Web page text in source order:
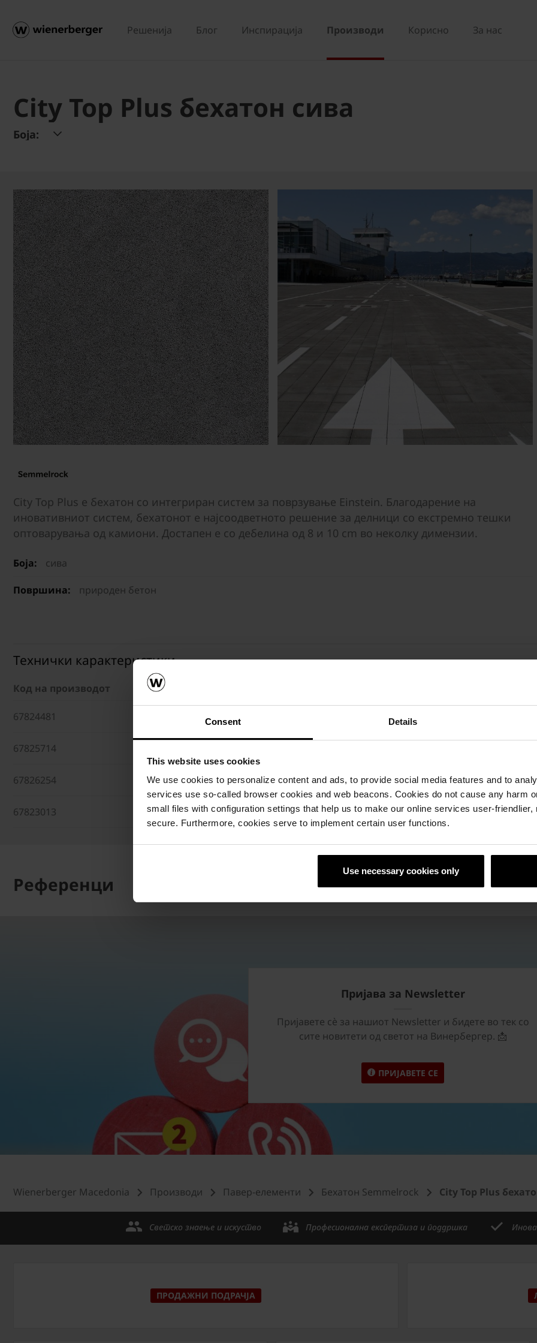
Consent Details
This website uses cookies
We use cookies to personalize content and ads, to provide social media features and to
services use so-called browser cookies and web beacons. Cookies do not cause any harm
small files with configuration settings that help us to make our online services user-friendlier,
secure. Furthermore, cookies serve to implement certain user functions.
Use necessary cookies only
Решенија Блог Инспирација Производи Корисно За нас
City Top Plus бехатон сива
Боја:
City Top Plus е бехатон со интегриран систем за поврзување Einstein. Благодарение на
иновативниот систем, бехатонот е најсоодветното решение за делници со екстремно тешки
оптоварувања од камиони. Достапен е со дебелина од 8 и 10 cm во неколку димензии.
Боја: сива
Површина: природен бетон
Технички карактеристики
Код на производот
67824481 20 x 20 x 10 cm 25 бр./м²
67825714
67826254 20 x 20 x 8 cm 8 cm 25 бр./м²
67823013 20 x 10 x 8 cm 8 cm 50 бр./м²
Референци
Пријава за Newsletter
Пријавете сѐ за нашиот Newsletter и бидете во тек со
сите новитети од светот на Винербергер. 📩
ПРИЈАВЕТЕ СЕ
Wienerberger Macedonia Производи Павер-елементи Бехатон Semmelrock City Top Plus
Светско знаење и искуство Професионална експертиза и поддршка
ПРОДАЖНИ ПОДРАЧЈА